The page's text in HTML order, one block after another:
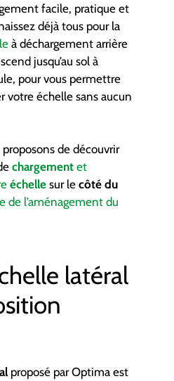
facile, pratique et
déjà tous pour la
à déchargement arrière
jusqu’au sol à
pour vous permettre
votre échelle sans aucun
proposons de découvrir
chargement et
échelle sur lecôté du
de l’aménagement du
latéral
proposé par Optima est